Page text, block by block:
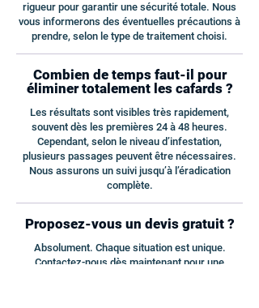
rigueur pour garantir une sécurité totale. Nous
vous informerons des éventuelles précautions à
prendre, selon le type de traitement choisi.
Combien de temps faut-il pour
éliminer totalement les cafards ?
Les résultats sont visibles très rapidement,
souvent dès les premières 24 à 48 heures.
Cependant, selon le niveau d’infestation,
plusieurs passages peuvent être nécessaires.
Nous assurons un suivi jusqu’à l’éradication
complète.
Proposez-vous un devis gratuit ?
Absolument. Chaque situation est unique.
Contactez-nous dès maintenant pour une